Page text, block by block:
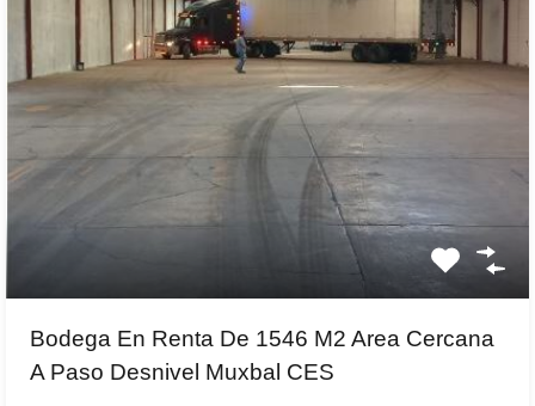
Bodega En Renta De 1546 M2 Area Cercana
A Paso Desnivel Muxbal CES